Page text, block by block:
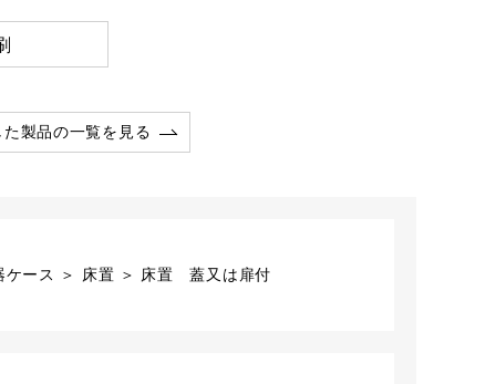
製品の一覧を見る
ース ＞ 床置 ＞ 床置 蓋又は扉付